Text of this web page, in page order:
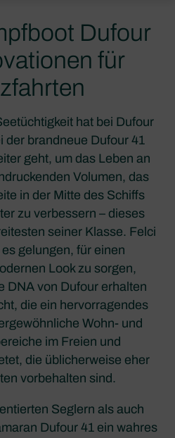
Dufour
für
hat bei Dufour
der brandneue Dufour 41
geht, um das Leben an
Volumen, das
in der Mitte des Schiffs
zu verbessern – dieses
seiner Klasse. Felci
gelungen, für einen
Look zu sorgen,
DNA von Dufour erhalten
die ein hervorragendes
Wohn- und
im Freien und
die üblicherweise eher
vorbehalten sind.
Seglern als auch
Dufour 41 ein wahres